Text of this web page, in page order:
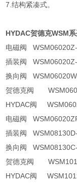
7.结构紧凑式。
HYDAC贺德克WSM
电磁阀
插装阀
换向阀
贺德克阀
HYDAC阀
电磁阀
插装阀
换向阀
贺德克阀
HYDAC阀